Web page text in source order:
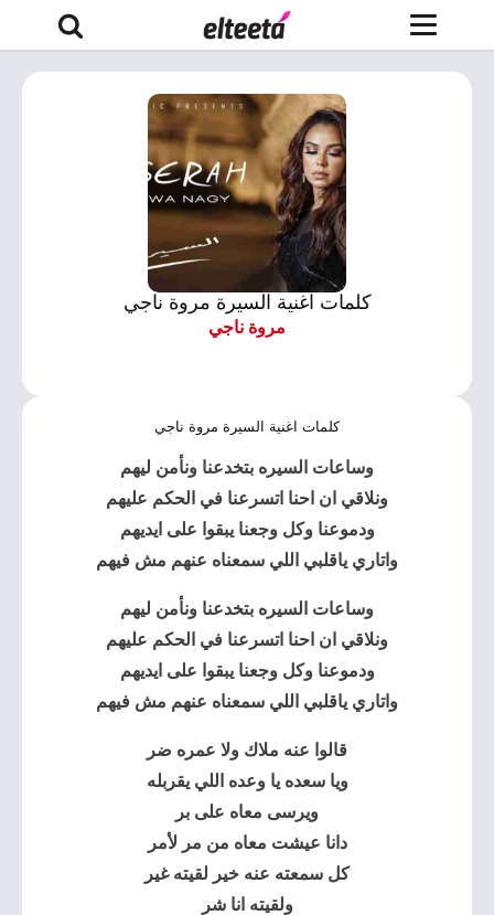
كلمات اغنية السيرة مروة ناجي
مروة ناجي
كلمات اغنية السيرة مروة ناجي
وساعات السيره بتخدعنا ونأمن ليهم
ونلاقي ان احنا اتسرعنا في الحكم عليهم
ودموعنا وكل وجعنا يبقوا على ايديهم
واتاري ياقلبي اللي سمعناه عنهم مش فيهم
وساعات السيره بتخدعنا ونأمن ليهم
ونلاقي ان احنا اتسرعنا في الحكم عليهم
ودموعنا وكل وجعنا يبقوا على ايديهم
واتاري ياقلبي اللي سمعناه عنهم مش فيهم
قالوا عنه ملاك ولا عمره ضر
ويا سعده يا وعده اللي يقربله
ويرسى معاه على بر
دانا عيشت معاه من مر لأمر
كل سمعته عنه خير لقيته غير
ولقيته انا شر